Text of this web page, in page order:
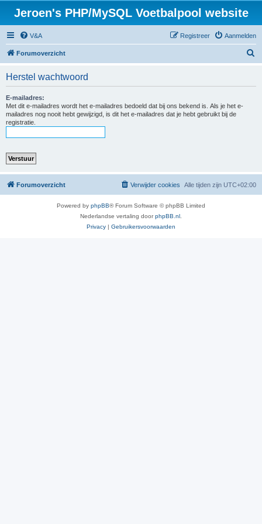
Jeroen's PHP/MySQL Voetbalpool website
V&A Aanmelden
Registreer
Forumoverzicht
Herstel wachtwoord
E-mailadres:
Met dit e-mailadres wordt het e-mailadres bedoeld dat bij ons bekend is. Als je het e-
mailadres nog nooit hebt gewijzigd, is dit het e-mailadres dat je hebt gebruikt bij de
registratie.
Forumoverzicht Alle tijden zijn UTC+02:00
Verwijder cookies
Powered by phpBB® Forum Software © phpBB Limited
Nederlandse vertaling doorphpBB.nl
Privacy | Gebruikersvoorwaarden